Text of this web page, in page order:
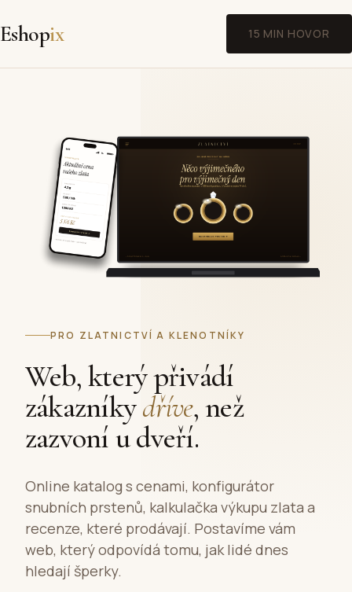
Eshopix 15 MIN HOVOR
PRO ZLATNICTVÍ A KLENOTNÍKY
Web, který přivádí
zákazníkydříve, než
zazvoní u dveří.
Online katalog s cenami, konfigurátor
snubních prstenů, kalkulačka výkupu zlata a
recenze, které prodávají. Postavíme vám
web, který odpovídá tomu, jak lidé dnes
hledají šperky.